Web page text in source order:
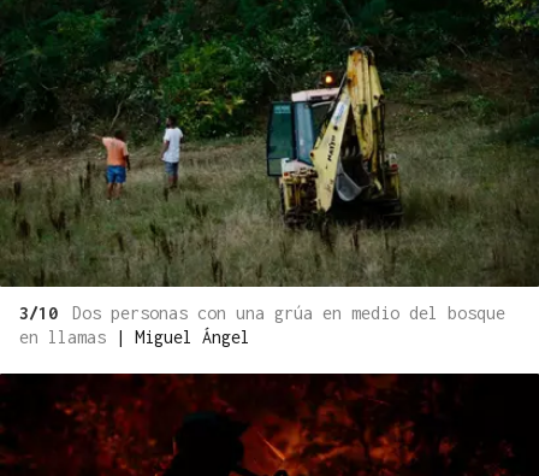
3/10
Dos personas con una grúa en medio del bosque
en llamas
| Miguel Ángel